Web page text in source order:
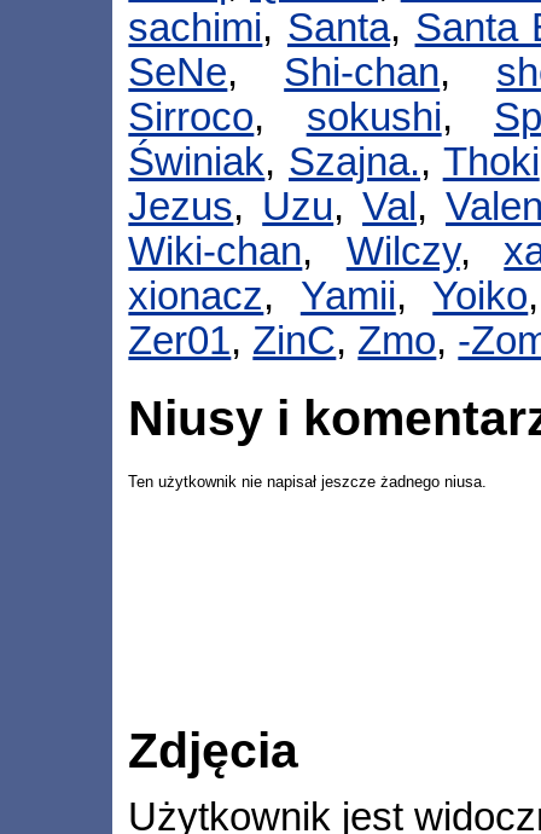
sachimi, Santa, Santa
SeNe, Shi-chan,
Sirroco, sokushi,
Świniak, Szajna., Thoki
Jezus, Uzu,Val ,
Wiki-chan, Wilczy,
xionacz, Yamii, Yoiko
Zer01, ZinC, Zmo, -
Niusy i
Ten użytkownik nie napisał jeszcze żadnego niusa.
Zdjęcia
Użytkownik jest